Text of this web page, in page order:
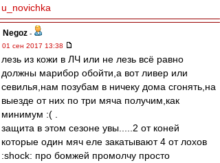
u_novichka
Negoz -
01 сен 2017 13:38
лезь из кожи в ЛЧ или не лезь всё равно
должны марибор обойти,а вот ливер или
севилья,нам позубам в ничеку дома сгонять,на
выезде от них по три мяча получим,как
минимум :( .
защита в этом сезоне увы.....2 от коней
которые один мяч еле закатывают 4 от лохов
:shock: про бомжей промолчу просто